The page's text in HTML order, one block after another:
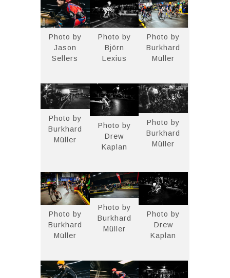
Photo by
Jason
Sellers
Photo by
Björn
Lexius
Photo by
Burkhard
Müller
Photo by
Burkhard
Müller
Photo by
Drew
Kaplan
Photo by
Burkhard
Müller
Photo by
Burkhard
Müller
Photo by
Burkhard
Müller
Photo by
Drew
Kaplan